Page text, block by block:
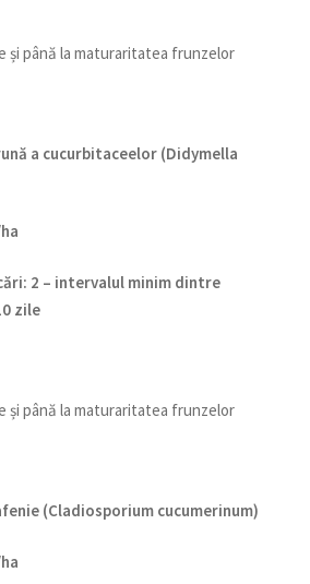
și până la maturaritatea frunzelor
a cucurbitaceelor (Didymella
: 2 – intervalul minim dintre
zile
și până la maturaritatea frunzelor
(Cladiosporium cucumerinum)